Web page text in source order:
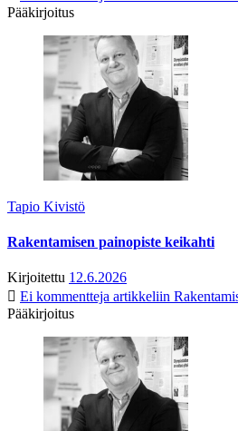
Pääkirjoitus
Tapio Kivistö
Rakentamisen painopiste keikahti
Kirjoitettu 12.6.2026
Ei kommentteja artikkeliin
Pääkirjoitus